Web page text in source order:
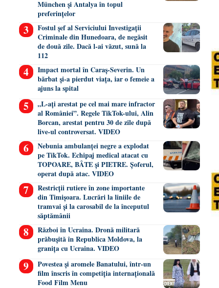
München și Antalya în topul
preferințelor
Fostul șef al Serviciului Investigații
Criminale din Hunedoara, de negăsit
de două zile. Dacă l-ai văzut, sună la
112
Impact mortal în Caraș-Severin. Un
bărbat și-a pierdut viața, iar o femeie a
ajuns la spital
„L-ați arestat pe cel mai mare infractor
al României”. Regele TikTok-ului, Alin
Borcan, arestat pentru 30 de zile după
live-ul controversat. VIDEO
Nebunia ambulanței negre a explodat
pe TikTok. Echipaj medical atacat cu
TOPOARE, BÂTE și PIETRE. Șoferul,
operat după atac. VIDEO
Restricții rutiere în zone importante
din Timișoara. Lucrări la liniile de
tramvai și la carosabil de la începutul
săptămânii
Război în Ucraina. Dronă militară
prăbușită în Republica Moldova, la
granița cu Ucraina. VIDEO
Povestea și aromele Banatului, într-un
film înscris în competiția internațională
Food Film Menu